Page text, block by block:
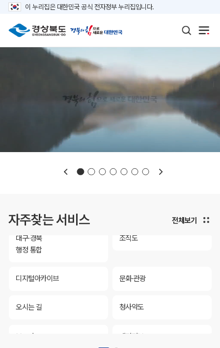
이 누리집은 대한민국 공식 전자정부 누리집입니다.
자주찾는 서비스
보도자료 재정정보
대구·경북
행정 통합
조직도
디지털아카이브 문화·관광
오시는 길 청사약도
보도자료 재정정보
전체보기